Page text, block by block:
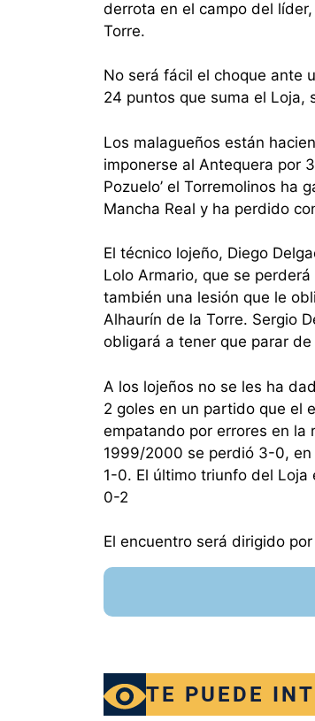
derrota en el campo del
Torre.
No será fácil el choque ante
24 puntos que suma el Loja,
Los malagueños están
imponerse al Antequera por
Pozuelo’ el Torremolinos ha
Mancha Real y ha perdido
El técnico lojeño, Diego
Lolo Armario, que se
también una lesión que le
Alhaurín de la Torre. Sergio
obligará a tener que parar de
A los lojeños no se les ha
2 goles en un partido que el
empatando por errores en la
1999/2000 se perdió 3-0,
1-0. El último triunfo del
0-2
El encuentro será dirigido
TE PUEDE